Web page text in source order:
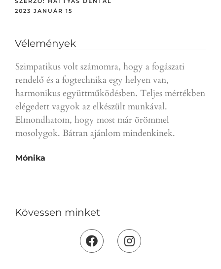
2023 JANUÁR 15
Vélemények
Szimpatikus volt számomra, hogy a fogászati
rendelő és a fogtechnika egy helyen van,
harmonikus együttműködésben. Teljes mértékben
elégedett vagyok az elkészült munkával.
Elmondhatom, hogy most már örömmel
mosolygok. Bátran ajánlom mindenkinek.
Mónika
Kövessen minket